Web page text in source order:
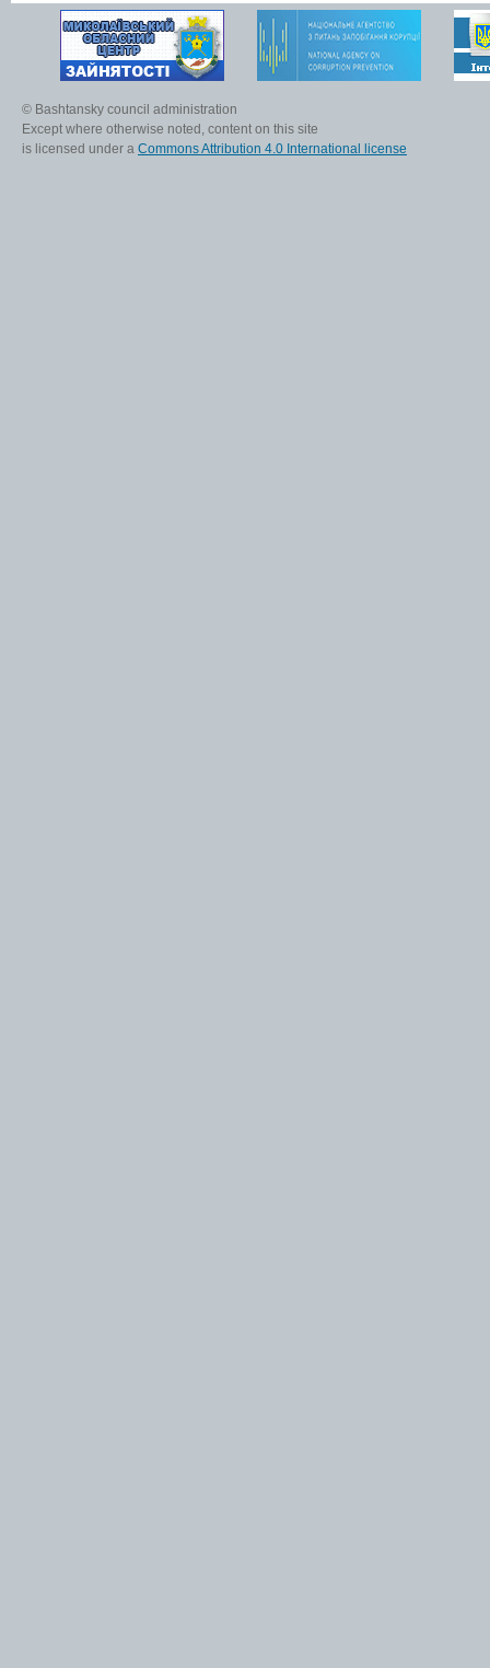
© Bashtansky council administration
Except where otherwise noted, content on this site
is licensed under a Commons Attribution 4.0 International license